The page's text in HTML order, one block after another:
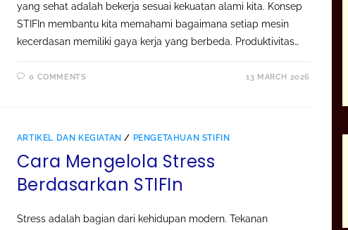
yang sehat adalah bekerja sesuai kekuatan alami kita. Konsep
STIFIn membantu kita memahami bagaimana setiap mesin
kecerdasan memiliki gaya kerja yang berbeda. Produktivitas…
0 COMMENTS 13 MARCH 2026
ARTIKEL DAN KEGIATAN / PENGETAHUAN STIFIN
Cara Mengelola Stress
Berdasarkan STIFIn
Stress adalah bagian dari kehidupan modern. Tekanan